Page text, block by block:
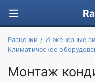
Расценки
Инженерные
Климатическое
Монтаж